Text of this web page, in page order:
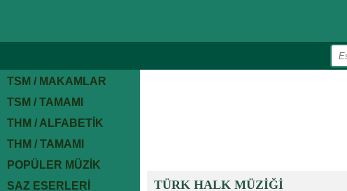
TSM / MAKAMLAR
TSM / TAMAMI
THM / ALFABETİK
THM / TAMAMI
POPÜLER MÜZİK
SAZ ESERLERİ
TÜRK HALK MÜZİĞİ